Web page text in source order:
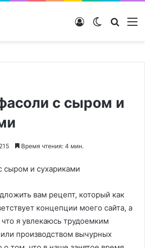
Switch skin
Войти
с сыром и
215 Время чтения: 4 мин.
вам рецепт, который как
концепции моего сайта, а
я увлекаюсь трудоемким
производством вычурных